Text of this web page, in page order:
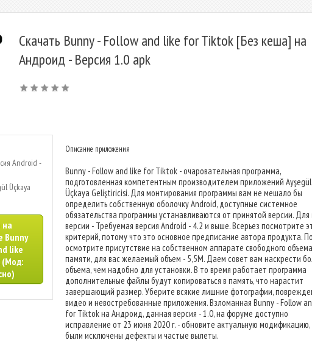
Скачать Bunny - Follow and like for Tiktok [Без кеша] на
Андроид - Версия 1.0 apk
Android -
Üçkaya
на
Bunny
like
Описание приложения
Bunny - Follow and like for Tiktok - очаровательная программа,
подготовленная компетентным производителем приложений Ayşegül
Üçkaya Geliştiricisi. Для монтирования программы вам не мешало бы
определить собственную оболочку Android, доступные системное
обязательства программы устанавливаются от принятой версии.
версии - Требуемая версия Android - 4.2 и выше. Всерьез посмотрите
критерий, потому что это основное предписание автора продукта.
осмотрите присутствие на собственном аппарате свободного объема
памяти, для вас желаемый объем - 5,5M. Даем совет вам наскрести
объема, чем надобно для установки. В то время работает программа
дополнительные файлы будут копироваться в память, что нарастит
завершающий размер. Уберите всякие лишние фотографии,
видео и невостребованные приложения. Взломанная Bunny - Follow
for Tiktok на Андроид, данная версия - 1.0, на форуме доступно
исправление от 23 июня 2020 г. - обновите актуальную модификацию,
были исключены дефекты и частые вылеты.